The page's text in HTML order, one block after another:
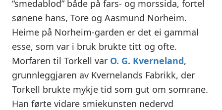
“smedablod” både på fars- og morssida, fortel
sønene hans, Tore og Aasmund Norheim.
Heime på Norheim-garden er det ei gammal
esse, som var i bruk brukte titt og ofte.
Morfaren til Torkell var O. G. Kverneland,
grunnleggjaren av Kvernelands Fabrikk, der
Torkell brukte mykje tid som gut om somrane.
Han førte vidare smiekunsten nedervd